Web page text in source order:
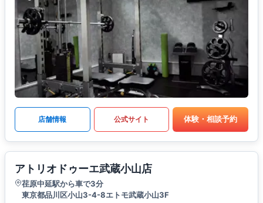
店舗情報 公式サイト 体験・相談予約
アトリオドゥーエ武蔵小山店
荏原中延駅から車で3分
東京都品川区小山3-4-8エトモ武蔵小山3F